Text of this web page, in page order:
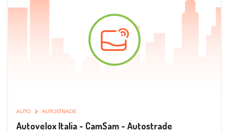
AUTO AUTOSTRADE
Autovelox Italia - CamSam - Autostrade